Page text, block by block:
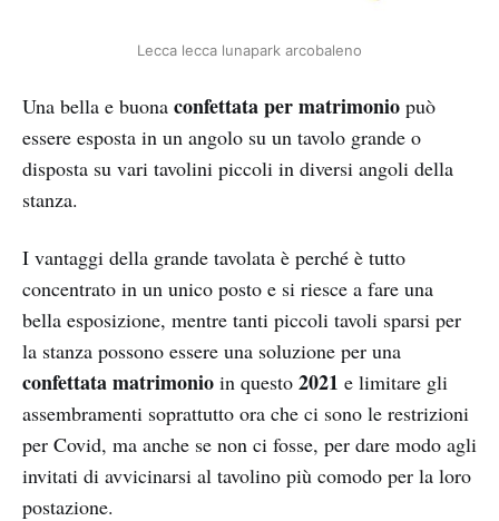
Lecca lecca lunapark arcobaleno
Una bella e buona confettata per matrimonio può
essere esposta in un angolo su un tavolo grande o
disposta su vari tavolini piccoli in diversi angoli della
stanza.
I vantaggi della grande tavolata è perché è tutto
concentrato in un unico posto e si riesce a fare una
bella esposizione, mentre tanti piccoli tavoli sparsi per
la stanza possono essere una soluzione per una
confettata matrimonio in questo 2021 e limitare gli
assembramenti soprattutto ora che ci sono le restrizioni
per Covid, ma anche se non ci fosse, per dare modo agli
invitati di avvicinarsi al tavolino più comodo per la loro
postazione.